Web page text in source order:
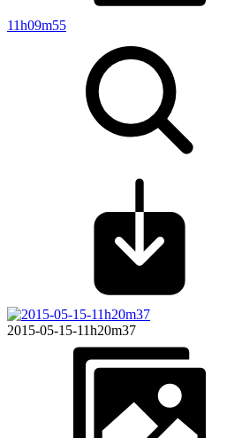
11h09m55
2015-05-15-11h20m37